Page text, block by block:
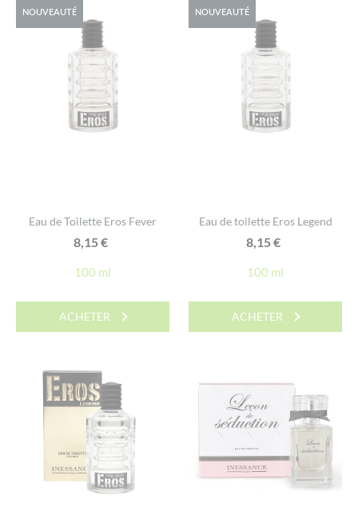
NOUVEAUTÉ
Eau de Toilette Eros Fever
8,15€
100 ml
ACHETER
NOUVEAUTÉ
Eau de toilette Eros Legend
8,15€
100 ml
ACHETER